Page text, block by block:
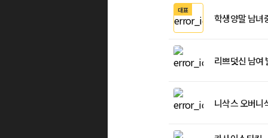
대표
학생양말 남녀
리쁘덧신 남여
니삭스 오버니